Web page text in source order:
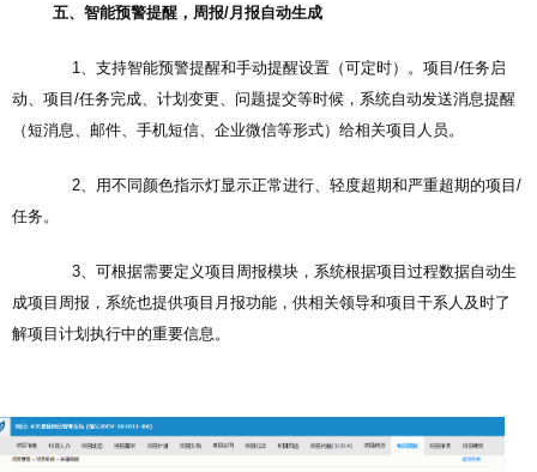
五、智能预警提醒，周报/月报自动生成
1、支持智能预警提醒和手动提醒设置（可定时）。项目/任务启
动、项目/任务完成、计划变更、问题提交等时候，系统自动发送消息提醒
（短消息、邮件、手机短信、企业微信等形式）给相关项目人员。
2、用不同颜色指示灯显示正常进行、轻度超期和严重超期的项目/
任务。
3、可根据需要定义项目周报模块，系统根据项目过程数据自动生
成项目周报，系统也提供项目月报功能，供相关领导和项目干系人及时了
解项目计划执行中的重要信息。